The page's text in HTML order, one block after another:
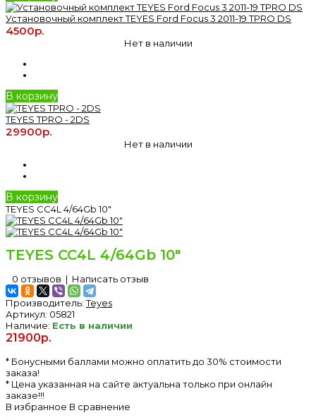
Установочный комплект TEYES Ford Focus 3 2011-19 TPRO DS
4500р.
Нет в наличии
В корзину
TEYES TPRO - 2DS
29900р.
Нет в наличии
В корзину
TEYES CC4L 4/64Gb 10"
TEYES CC4L 4/64Gb 10"
0 отзывов | Написать отзыв
Производитель: Teyes
Артикул: 05821
Наличие: Есть в наличии
21900р.
* Бонусными баллами можно оплатить до 30% стоимости
заказа!
* Цена указанная на сайте актуальна только при онлайн
заказе!!!
В избранное В сравнение